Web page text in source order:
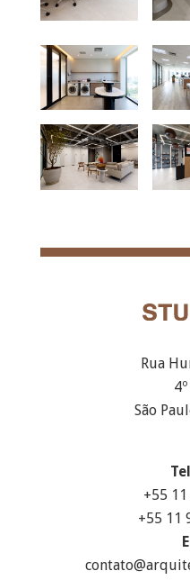
Rua
São
+55
+55 11